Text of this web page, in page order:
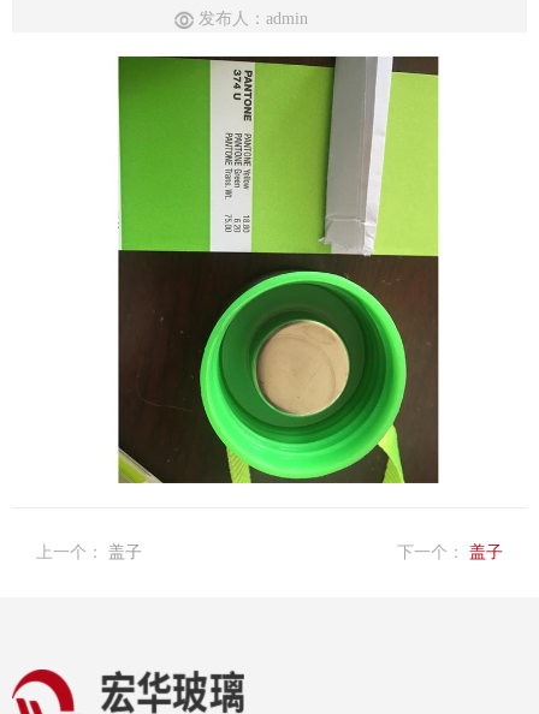
发布人：admin
上一个： 盖子 下一个： 盖子